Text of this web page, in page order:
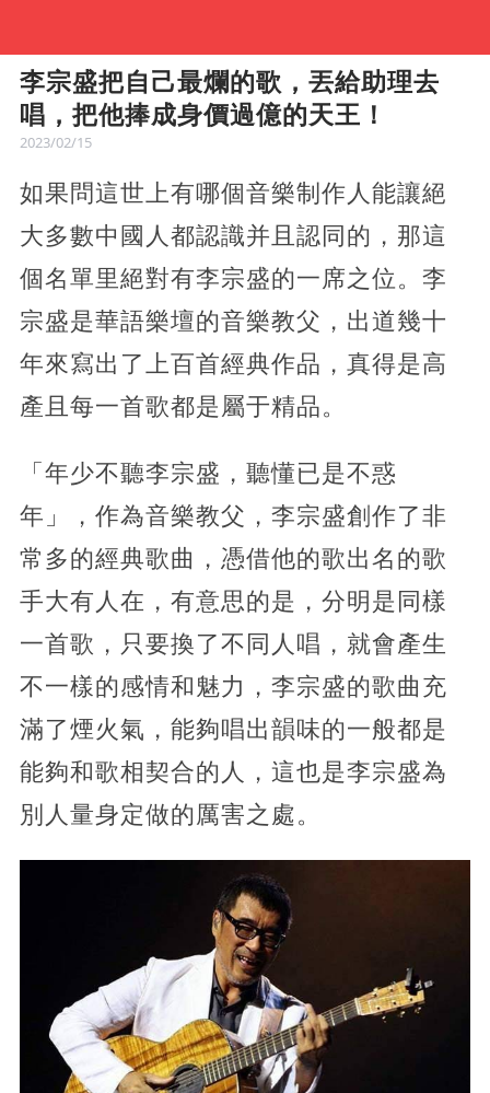
李宗盛把自己最爛的歌，丟給助理去
唱，把他捧成身價過億的天王！
2023/02/15
如果問這世上有哪個音樂制作人能讓絕
大多數中國人都認識并且認同的，那這
個名單里絕對有李宗盛的一席之位。李
宗盛是華語樂壇的音樂教父，出道幾十
年來寫出了上百首經典作品，真得是高
產且每一首歌都是屬于精品。
「年少不聽李宗盛，聽懂已是不惑
年」，作為音樂教父，李宗盛創作了非
常多的經典歌曲，憑借他的歌出名的歌
手大有人在，有意思的是，分明是同樣
一首歌，只要換了不同人唱，就會產生
不一樣的感情和魅力，李宗盛的歌曲充
滿了煙火氣，能夠唱出韻味的一般都是
能夠和歌相契合的人，這也是李宗盛為
別人量身定做的厲害之處。